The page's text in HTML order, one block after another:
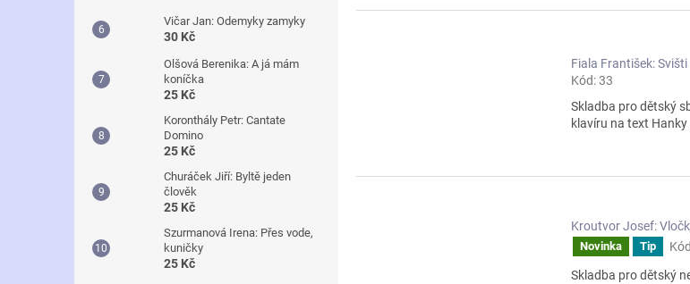
Vičar Jan: Odemyky zamyky
30 Kč
Olšová Berenika: A já mám
koníčka
25 Kč
Koronthály Petr: Cantate
Domino
25 Kč
Churáček Jiří: Byltě jeden
člověk
25 Kč
Szurmanová Irena: Přes vode,
kuničky
25 Kč
Fiala František:
Kód:33
Skladba pro dětský
klavíru na text
Kroutvor Josef:
Novinka Tip
Skladba pro dětský